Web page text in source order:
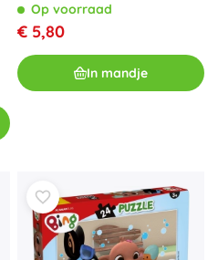
Op voorraad
€ 5,80
In mandje